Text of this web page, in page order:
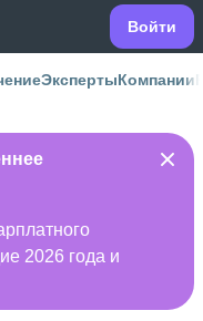
Войти
ЭкспертыКомпании
2026 года и